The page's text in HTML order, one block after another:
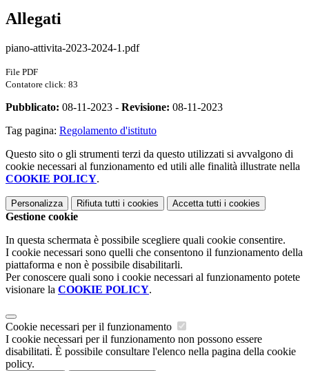
Allegati
piano-attivita-2023-2024-1.pdf
File PDF
Contatore click: 83
Pubblicato: 08-11-2023 - Revisione: 08-11-2023
Tag pagina: Regolamento d'istituto
Questo sito o gli strumenti terzi da questo utilizzati si avvalgono di
cookie necessari al funzionamento ed utili alle finalità illustrate nella
COOKIE POLICY.
Personalizza Rifiuta tutti i cookies Accetta tutti i cookies
Gestione cookie
In questa schermata è possibile scegliere quali cookie consentire.
I cookie necessari sono quelli che consentono il funzionamento della
piattaforma e non è possibile disabilitarli.
Per conoscere quali sono i cookie necessari al funzionamento potete
visionare la COOKIE POLICY.
Cookie necessari per il funzionamento
I cookie necessari per il funzionamento non possono essere
disabilitati. È possibile consultare l'elenco nella pagina della cookie
policy.